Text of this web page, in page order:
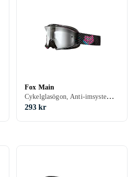
Fox Main
Cykelglasögon, Anti-imsystem, UV-skydd, Barn
293 kr